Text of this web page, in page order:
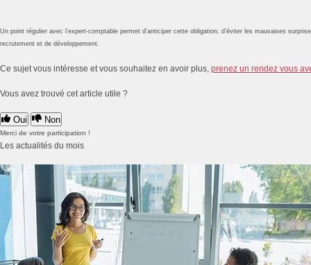
Un point régulier avec l’expert-comptable permet d’anticiper cette obligation, d’éviter les mauvaises
recrutement et de développement.
Ce sujet vous intéresse et vous souhaitez en avoir plus, prenez un rendez vous
Vous avez trouvé cet article utile ?
Oui Non
Merci de votre participation !
Les actualités du mois